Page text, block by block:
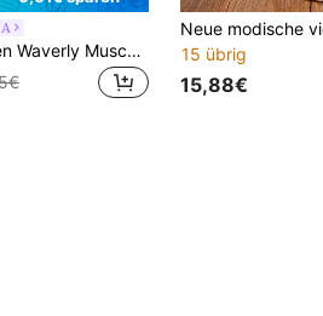
SHUZIA Damen Waverly Muschel Kitten Heel Mule Sandalen
15 übrig
15,88€